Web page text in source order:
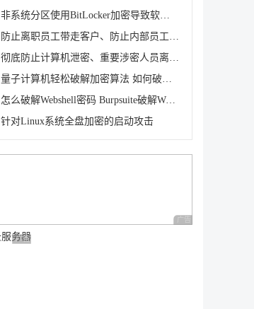
非系统分区使用BitLocker加密导致软件无法安装的解决
防止离职员工带走客户、防止内部员工泄密、避免华为员
彻底防止计算机泄密、重要涉密人员离职泄密、涉密人员
量子计算机轻松破解加密算法 如何破解加密算法?
怎么破解Webshell密码 Burpsuite破解Webshell密码图文
针对Linux系统全盘加密的启动攻击
广告 商业广告，理性
广告 商业广告，理性选择